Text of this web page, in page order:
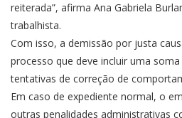
reiterada”, afirma Ana Gabriela
trabalhista.
Com isso, a demissão por justa
processo que deve incluir uma
tentativas de correção de
Em caso de expediente normal, o
outras penalidades administrativas